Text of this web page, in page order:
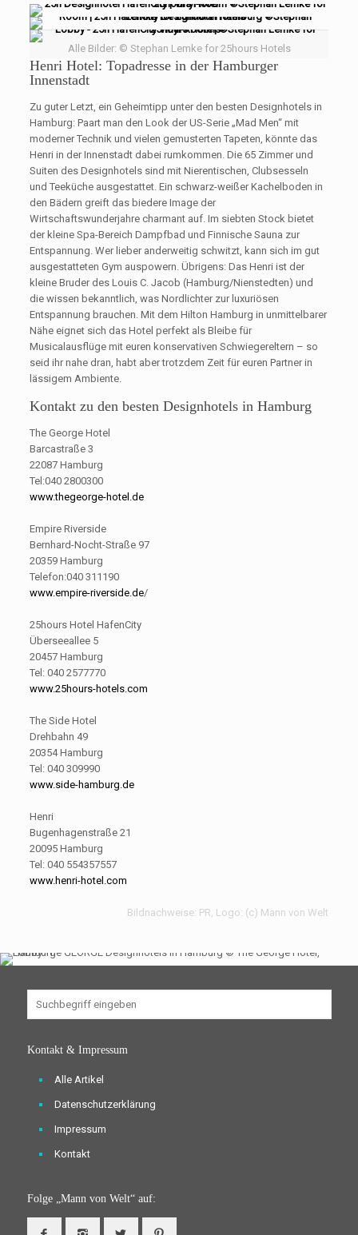
Alle Bilder: © Stephan Lemke for 25hours Hotels
Henri Hotel: Topadresse in der Hamburger
Innenstadt
Zu guter Letzt, ein Geheimtipp unter den besten Designhotels in
Hamburg: Paart man den Look der US-Serie „Mad Men“ mit
moderner Technik und vielen gemusterten Tapeten, könnte das
Henri in der Innenstadt dabei rumkommen. Die 65 Zimmer und
Suiten des Designhotels sind mit Nierentischen, Clubsesseln
und Teeküche ausgestattet. Ein schwarz-weißer Kachelboden in
den Bädern greift das biedere Image der
Wirtschaftswunderjahre charmant auf. Im siebten Stock bietet
der kleine Spa-Bereich Dampfbad und Finnische Sauna zur
Entspannung. Wer lieber anderweitig schwitzt, kann sich im gut
ausgestatteten Gym auspowern. Übrigens: Das Henri ist der
kleine Bruder des Louis C. Jacob (Hamburg/Nienstedten) und
die wissen bekanntlich, was Nordlichter zur luxuriösen
Entspannung brauchen. Mit dem Hilton Hamburg in unmittelbarer
Nähe eignet sich das Hotel perfekt als Bleibe für
Musicalausflüge mit euren konservativen Schwiegereltern – so
seid ihr nahe dran, habt aber trotzdem Zeit für euren Partner in
lässigem Ambiente.
Kontakt zu den besten Designhotels in Hamburg
The George Hotel
Barcastraße 3
22087 Hamburg
Tel:040 2800300
www.thegeorge-hotel.de
Empire Riverside
Bernhard-Nocht-Straße 97
20359 Hamburg
Telefon:040 311190
www.empire-riverside.de/
25hours Hotel HafenCity
Überseeallee 5
20457 Hamburg
Tel: 040 2577770
www.25hours-hotels.com
The Side Hotel
Drehbahn 49
20354 Hamburg
Tel: 040 309990
www.side-hamburg.de
Henri
Bugenhagenstraße 21
20095 Hamburg
Tel: 040 554357557
www.henri-hotel.com
Bildnachweise: PR, Logo: (c) Mann von Welt
Die besten Designhotels in Hamburg: Kurztrip in die
Kontakt & Impressum
Alle Artikel
Datenschutzerklärung
Impressum
Kontakt
Folge „Mann von Welt“ auf: